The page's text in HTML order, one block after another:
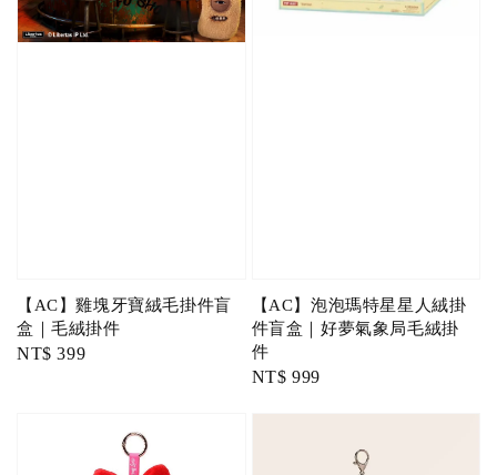
【AC】雞塊牙寶絨毛掛件盲
盒｜毛絨掛件
Regular
NT$ 399
【AC】泡泡瑪特星星人絨掛
件盲盒｜好夢氣象局毛絨掛
件
Regular
NT$ 999